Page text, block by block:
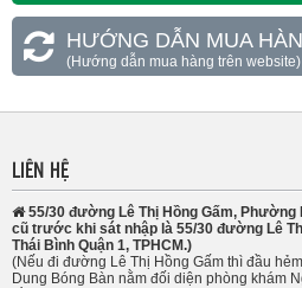
HƯỚNG DẪN MUA
(Hướng dẫn mua hàng trên website)
LIÊN HỆ
55/30 đường Lê Thị Hồng Gấm, Phường
cũ trước khi sát nhập là 55/30 đường Lê
Thái Bình Quận 1, TPHCM.)
(Nếu đi đường Lê Thị Hồng Gấm thì đầu
Dung Bóng Bàn nằm đối diện phòng khám